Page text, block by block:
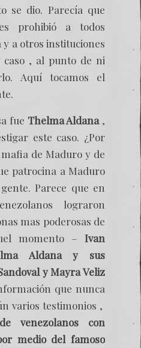
se dio. Parecía que
prohibió a todos
y a otros instituciones
caso , al punto de ni
Aquí tocamos el
fue Thelma Aldana,
este caso. ¿Por
de Maduro y de
patrocina a Maduro
Parece que en
lograron
mas poderosas de
momento – Ivan
Aldana y sus
y Mayra Veliz
que nunca
varios testimonios ,
venezolanos con
medio del famoso